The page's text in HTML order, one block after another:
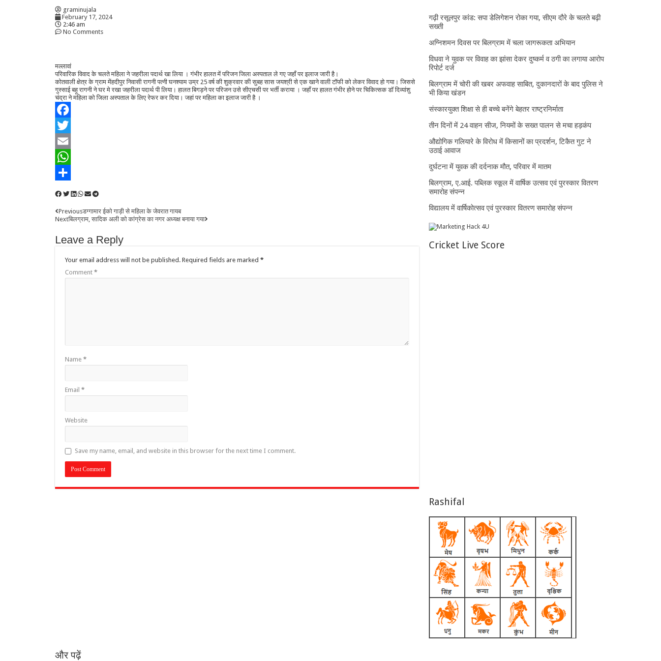
graminujala
February 17, 2024
2:46 am
No Comments
मल्लावां
परिवारिक विवाद के चलते महिला ने जहरीला पदार्थ खा लिया । गंभीर हालत में परिजन जिला अस्पताल ले गए जहाँ पर इलाज जारी है।
कोतवाली क्षेत्र के ग्राम मेंहदीपुर निवासी रागनी पत्नी घनश्याम उम्र 25 वर्ष की शुक्रवार की सुबह सास जयश्री से एक खाने वाली टॉफी को लेकर विवाद हो गया। जिससे
गुस्साई बहू रागनी ने घर मे रखा जहरीला पदार्थ पी लिया। हालत बिगड़ने पर परिजन उसे सीएचसी पर भर्ती कराया । जहाँ पर हालत गंभीर होने पर चिकित्सक डॉ दिव्यांशु
चंद्रा ने महिला को जिला अस्पताल के लिए रेफर कर दिया। जहां पर महिला का इलाज जारी है ।
Facebook
Twitter
Email
WhatsApp
Previousडग्गामार ईको गाड़ी से महिला के जेवरात गायब
Nextबिलग्राम, सादिक अली को कांग्रेस का नगर अध्यक्ष बनाया गया
Leave a Reply
Your email address will not be published. Required fields are marked *
Comment *
Name *
Email *
Website
Save my name, email, and website in this browser for the next time I comment.
गढ़ी रसूलपुर कांड: सपा डेलिगेशन रोका गया, सीएम दौरे के चलते बढ़ी
सख्ती
अग्निशमन दिवस पर बिलग्राम में चला जागरूकता अभियान
विधवा ने युवक पर विवाह का झांसा देकर दुष्कर्म व ठगी का लगाया आरोप
रिपोर्ट दर्ज
बिलग्राम में चोरी की खबर अफवाह साबित, दुकानदारों के बाद पुलिस ने
भी किया खंडन
संस्कारयुक्त शिक्षा से ही बच्चे बनेंगे बेहतर राष्ट्रनिर्माता
तीन दिनों में 24 वाहन सीज, नियमों के सख्त पालन से मचा हड़कंप
औद्योगिक गलियारे के विरोध में किसानों का प्रदर्शन, टिकैत गुट ने
उठाई आवाज
दुर्घटना में युवक की दर्दनाक मौत, परिवार में मातम
बिलग्राम, ए.आई. पब्लिक स्कूल में वार्षिक उत्सव एवं पुरस्कार वितरण
समारोह संपन्न
विद्यालय में वार्षिकोत्सव एवं पुरस्कार वितरण समारोह संपन्न
Cricket Live Score
Rashifal
और पढ़ें